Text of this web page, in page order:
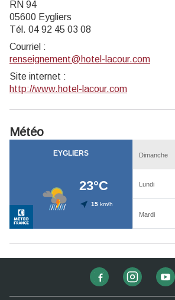
RN 94
05600 Eygliers
Tél. 04 92 45 03 08
Courriel :
renseignement@hotel-lacour.com
Site internet :
http://www.hotel-lacour.com
Météo